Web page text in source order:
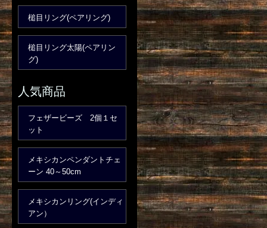
槌目リング(ペアリング)
槌目リング太陽(ペアリン
グ)
人気商品
フェザービーズ 2個１セ
ット
メキシカンペンダントチェ
ーン 40～50cm
メキシカンリング(インディ
アン）